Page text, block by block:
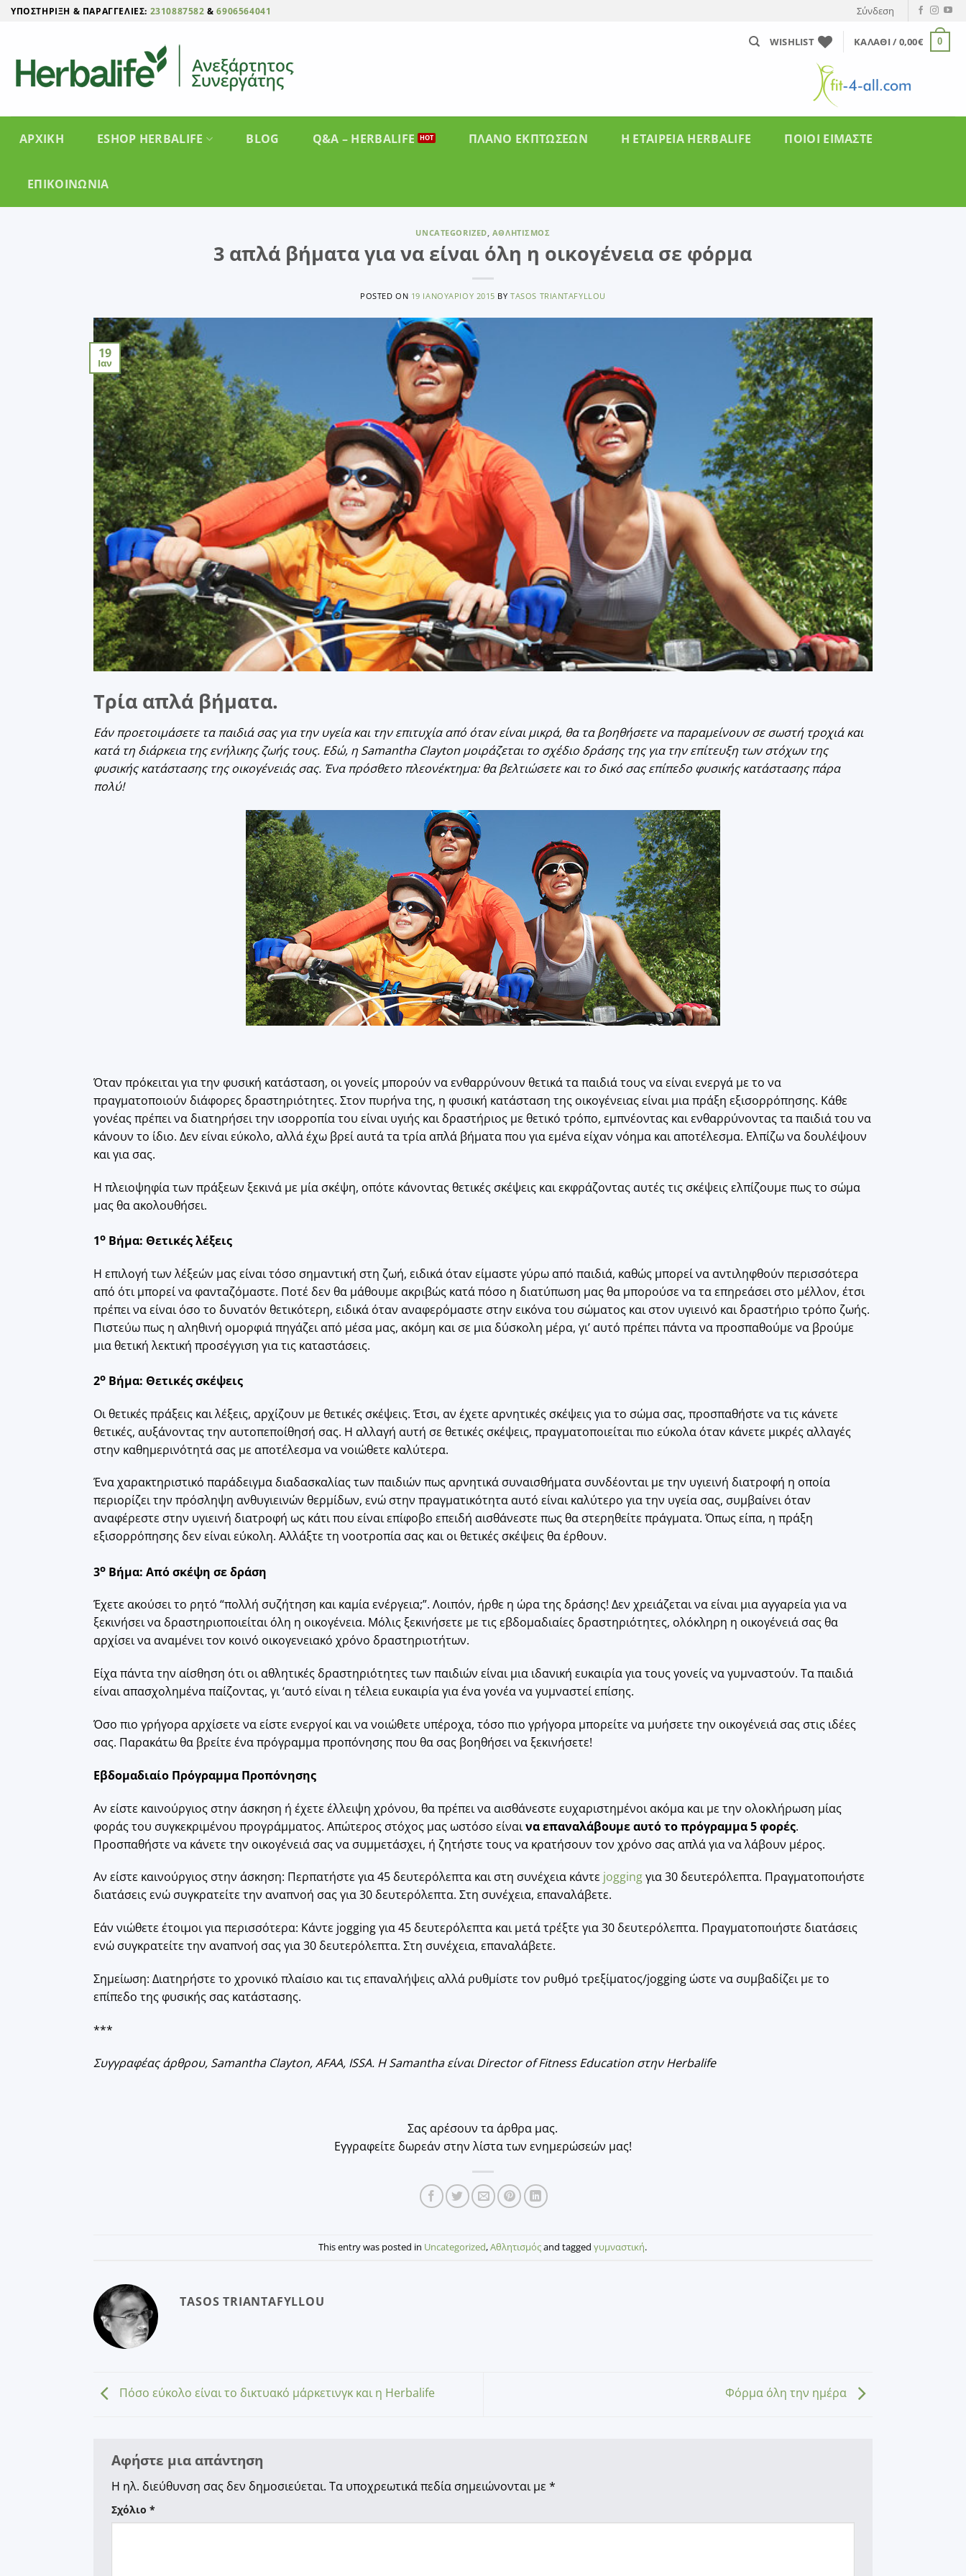
Μετάβαση
ΥΠΟΣΤΉΡΙΞΗ & ΠΑΡΑΓΓΕΛΊΕΣ: 2310887582 &6906564041 Σύνδεση
WISHLIST ΚΑΛΆΘΙ / 0,00€ 0
ΑΡΧΙΚΗ ESHOP HERBALIFE BLOG Q&A – HERBALIFE ΠΛΑΝΟ ΕΚΠΤΩΣΕΩΝ Η ΕΤΑΙΡΕΊΑ HERBALIFE ΠΟΙΟΙ ΕΙΜΑΣΤΕ
ΕΠΙΚΟΙΝΩΝΊΑ
UNCATEGORIZED, ΑΘΛΗΤΙΣΜΌΣ
3 απλά βήματα για να είναι όλη η οικογένεια σε φόρμα
POSTED ON 19 ΙΑΝΟΥΑΡΊΟΥ 2015 BYTASOS TRIANTAFYLLOU
19
Ιαν
Τρία απλά βήματα.
Εάν προετοιμάσετε τα παιδιά σας για την υγεία και την επιτυχία από όταν είναι μικρά, θα τα βοηθήσετε να παραμείνουν σε σωστή τροχιά και
κατά τη διάρκεια της ενήλικης ζωής τους. Εδώ, η Samantha Clayton μοιράζεται το σχέδιο δράσης της για την επίτευξη των στόχων της
φυσικής κατάστασης της οικογένειάς σας. Ένα πρόσθετο πλεονέκτημα: θα βελτιώσετε και το δικό σας επίπεδο φυσικής κατάστασης πάρα
πολύ!
Όταν πρόκειται για την φυσική κατάσταση, οι γονείς μπορούν να ενθαρρύνουν θετικά τα παιδιά τους να είναι ενεργά με το να
πραγματοποιούν διάφορες δραστηριότητες. Στον πυρήνα της, η φυσική κατάσταση της οικογένειας είναι μια πράξη εξισορρόπησης. Κάθε
γονέας πρέπει να διατηρήσει την ισορροπία του είναι υγιής και δραστήριος με θετικό τρόπο, εμπνέοντας και ενθαρρύνοντας τα παιδιά του να
κάνουν το ίδιο. Δεν είναι εύκολο, αλλά έχω βρεί αυτά τα τρία απλά βήματα που για εμένα είχαν νόημα και αποτέλεσμα. Ελπίζω να δουλέψουν
και για σας.
Η πλειοψηφία των πράξεων ξεκινά με μία σκέψη, οπότε κάνοντας θετικές σκέψεις και εκφράζοντας αυτές τις σκέψεις ελπίζουμε πως το σώμα
μας θα ακολουθήσει.
1ο Βήμα: Θετικές λέξεις
Η επιλογή των λέξεών μας είναι τόσο σημαντική στη ζωή, ειδικά όταν είμαστε γύρω από παιδιά, καθώς μπορεί να αντιληφθούν περισσότερα
από ότι μπορεί να φανταζόμαστε. Ποτέ δεν θα μάθουμε ακριβώς κατά πόσο η διατύπωση μας θα μπορούσε να τα επηρεάσει στο μέλλον, έτσι
πρέπει να είναι όσο το δυνατόν θετικότερη, ειδικά όταν αναφερόμαστε στην εικόνα του σώματος και στον υγιεινό και δραστήριο τρόπο ζωής.
Πιστεύω πως η αληθινή ομορφιά πηγάζει από μέσα μας, ακόμη και σε μια δύσκολη μέρα, γι’ αυτό πρέπει πάντα να προσπαθούμε να βρούμε
μια θετική λεκτική προσέγγιση για τις καταστάσεις.
2ο Βήμα: Θετικές σκέψεις
Οι θετικές πράξεις και λέξεις, αρχίζουν με θετικές σκέψεις. Έτσι, αν έχετε αρνητικές σκέψεις για το σώμα σας, προσπαθήστε να τις κάνετε
θετικές, αυξάνοντας την αυτοπεποίθησή σας. Η αλλαγή αυτή σε θετικές σκέψεις, πραγματοποιείται πιο εύκολα όταν κάνετε μικρές αλλαγές
στην καθημερινότητά σας με αποτέλεσμα να νοιώθετε καλύτερα.
Ένα χαρακτηριστικό παράδειγμα διαδασκαλίας των παιδιών πως αρνητικά συναισθήματα συνδέονται με την υγιεινή διατροφή η οποία
περιορίζει την πρόσληψη ανθυγιεινών θερμίδων, ενώ στην πραγματικότητα αυτό είναι καλύτερο για την υγεία σας, συμβαίνει όταν
αναφέρεστε στην υγιεινή διατροφή ως κάτι που είναι επίφοβο επειδή αισθάνεστε πως θα στερηθείτε πράγματα. Όπως είπα, η πράξη
εξισορρόπησης δεν είναι εύκολη. Αλλάξτε τη νοοτροπία σας και οι θετικές σκέψεις θα έρθουν.
3ο Βήμα: Από σκέψη σε δράση
Έχετε ακούσει το ρητό “πολλή συζήτηση και καμία ενέργεια;”. Λοιπόν, ήρθε η ώρα της δράσης! Δεν χρειάζεται να είναι μια αγγαρεία για να
ξεκινήσει να δραστηριοποιείται όλη η οικογένεια. Μόλις ξεκινήσετε με τις εβδομαδιαίες δραστηριότητες, ολόκληρη η οικογένειά σας θα
αρχίσει να αναμένει τον κοινό οικογενειακό χρόνο δραστηριοτήτων.
Είχα πάντα την αίσθηση ότι οι αθλητικές δραστηριότητες των παιδιών είναι μια ιδανική ευκαιρία για τους γονείς να γυμναστούν. Τα παιδιά
είναι απασχολημένα παίζοντας, γι ‘αυτό είναι η τέλεια ευκαιρία για ένα γονέα να γυμναστεί επίσης.
Όσο πιο γρήγορα αρχίσετε να είστε ενεργοί και να νοιώθετε υπέροχα, τόσο πιο γρήγορα μπορείτε να μυήσετε την οικογένειά σας στις ιδέες
σας. Παρακάτω θα βρείτε ένα πρόγραμμα προπόνησης που θα σας βοηθήσει να ξεκινήσετε!
Εβδομαδιαίο Πρόγραμμα Προπόνησης
Αν είστε καινούργιος στην άσκηση ή έχετε έλλειψη χρόνου, θα πρέπει να αισθάνεστε ευχαριστημένοι ακόμα και με την ολοκλήρωση μίας
φοράς του συγκεκριμένου προγράμματος. Απώτερος στόχος μας ωστόσο είναινα επαναλάβουμε αυτό το πρόγραμμα 5 φορές.
Προσπαθήστε να κάνετε την οικογένειά σας να συμμετάσχει, ή ζητήστε τους να κρατήσουν τον χρόνο σας απλά για να λάβουν μέρος.
Αν είστε καινούργιος στην άσκηση: Περπατήστε για 45 δευτερόλεπτα και στη συνέχεια κάντε joggingγια 30 δευτερόλεπτα. Πραγματοποιήστε
διατάσεις ενώ συγκρατείτε την αναπνοή σας για 30 δευτερόλεπτα. Στη συνέχεια, επαναλάβετε.
Εάν νιώθετε έτοιμοι για περισσότερα: Κάντε jogging για 45 δευτερόλεπτα και μετά τρέξτε για 30 δευτερόλεπτα. Πραγματοποιήστε διατάσεις
ενώ συγκρατείτε την αναπνοή σας για 30 δευτερόλεπτα. Στη συνέχεια, επαναλάβετε.
Σημείωση: Διατηρήστε το χρονικό πλαίσιο και τις επαναλήψεις αλλά ρυθμίστε τον ρυθμό τρεξίματος/jogging ώστε να συμβαδίζει με το
επίπεδο της φυσικής σας κατάστασης.
***
Συγγραφέας άρθρου, Samantha Clayton, AFAA, ISSA. Η Samantha είναι Director of Fitness Education στην Herbalife
Σας αρέσουν τα άρθρα μας.
Εγγραφείτε δωρεάν στην λίστα των ενημερώσεών μας!
This entry was posted in Uncategorized,Αθλητισμόςand taggedγυμναστική.
TASOS TRIANTAFYLLOU
Πόσο εύκολο είναι το δικτυακό μάρκετινγκ και η Herbalife Φόρμα όλη την ημέρα
Αφήστε μια απάντηση
Η ηλ. διεύθυνση σας δεν δημοσιεύεται. Τα υποχρεωτικά πεδία σημειώνονται με*
Σχόλιο*